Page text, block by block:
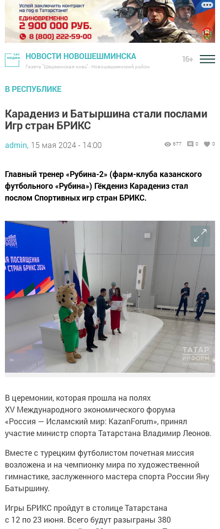
НОВОСТИ НОВОШЕШМИНСКА
Газета "Шешминская новь" - Новошешминский район
16+
В РЕСПУБЛИКЕ
Карадениз и Батыршина стали послами
Игр стран БРИКС
admin, 15 мая 2024 - 14:00 677 0 0
Главный тренер «Рубина-2» (фарм-клуба казанского
футбольного «Рубина») Гёкдениз Карадениз стал
послом Спортивных игр стран БРИКС.
В церемонии, которая прошла на полях
XV Международного экономического форума
«Россия — Исламский мир: KazanForum», принял
участие министр спорта Татарстана Владимир Леонов.
Вместе с турецким футболистом почетная миссия
возложена и на чемпионку мира по художественной
гимнастике, заслуженного мастера спорта России Яну
Батыршину.
Игры БРИКС пройдут в столице Татарстана
с 12 по 23 июня. Всего будут разыграны 380